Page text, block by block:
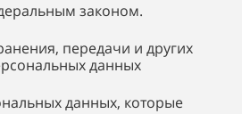
законом.
передачи и других
данных
данных, которые